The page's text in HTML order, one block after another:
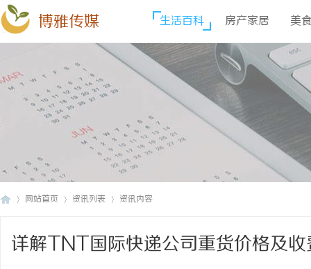
博雅传媒 生活百科 房产家居 美
网站首页 资讯列表 资讯内容
详解TNT国际快递公司重货价格及收